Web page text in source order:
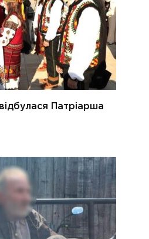
Патріарша